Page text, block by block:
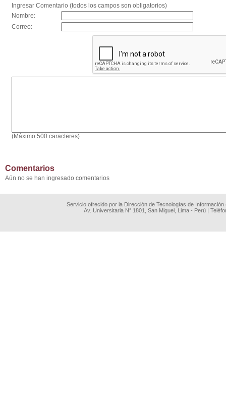
Ingresar Comentario (todos los campos son obligatorios)
Nombre:
Correo:
(Máximo 500 caracteres)
Comentarios
Aún no se han ingresado comentarios
Servicio ofrecido por la Dirección de Tecnologías de
Av. Universitaria N° 1801, San Miguel, Lima - Perú |